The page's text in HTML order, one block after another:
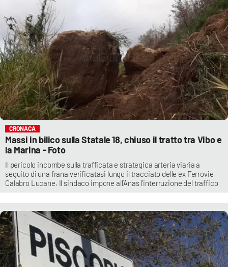
CRONACA
Massi in bilico sulla Statale 18, chiuso il tratto tra Vibo e
la Marina - Foto
Il pericolo incombe sulla trafficata e strategica arteria viaria a
seguito di una frana verificatasi lungo il tracciato delle ex Ferrovie
Calabro Lucane. Il sindaco impone all’Anas l’interruzione del traffico